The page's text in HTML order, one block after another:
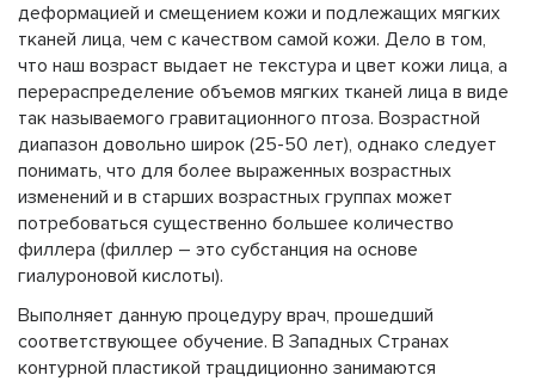
деформацией и смещением кожи и подлежащих мягких
тканей лица, чем с качеством самой кожи. Дело в том,
что наш возраст выдает не текстура и цвет кожи лица, а
перераспределение объемов мягких тканей лица в виде
так называемого гравитационного птоза. Возрастной
диапазон довольно широк (25-50 лет), однако следует
понимать, что для более выраженных возрастных
изменений и в старших возрастных группах может
потребоваться существенно большее количество
филлера (филлер – это субстанция на основе
гиалуроновой кислоты).
Выполняет данную процедуру врач, прошедший
соответствующее обучение. В Западных Странах
контурной пластикой трацдиционно занимаются